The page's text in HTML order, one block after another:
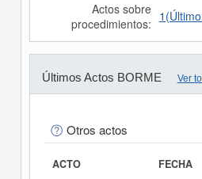
Actos sobre
procedimientos:
Últimos Actos BORME Ver
Otros actos
ACTO FECHA